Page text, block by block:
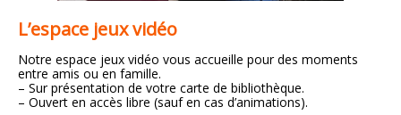
L’espace jeux vidéo
Notre espace jeux vidéo vous accueille pour des moments
entre amis ou en famille.
– Sur présentation de votre carte de bibliothèque.
– Ouvert en accès libre (sauf en cas d’animations).